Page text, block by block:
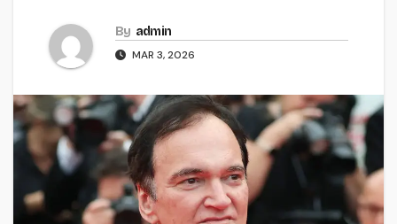
By admin
MAR 3, 2026